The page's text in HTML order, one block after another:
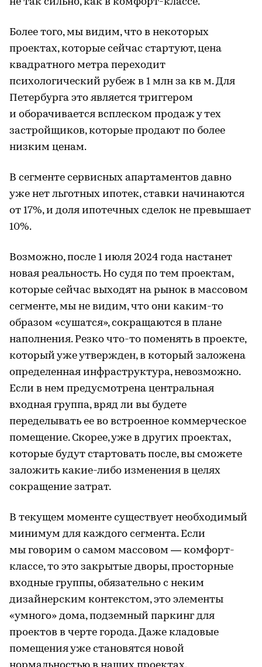
Более того, мы видим, что в некоторых
проектах, которые сейчас стартуют, цена
квадратного метра переходит
психологический рубеж в 1 млн за кв м. Для
Петербурга это является триггером
и оборачивается всплеском продаж у тех
застройщиков, которые продают по более
низким ценам.
В сегменте сервисных апартаментов давно
уже нет льготных ипотек, ставки начинаются
от 17%, и доля ипотечных сделок не превышает
10%.
Возможно, после 1 июля 2024 года настанет
новая реальность. Но судя по тем проектам,
которые сейчас выходят на рынок в массовом
сегменте, мы не видим, что они каким-то
образом «сушатся», сокращаются в плане
наполнения. Резко что-то поменять в проекте,
который уже утвержден, в который заложена
определенная инфраструктура, невозможно.
Если в нем предусмотрена центральная
входная группа, вряд ли вы будете
переделывать ее во встроенное коммерческое
помещение. Скорее, уже в других проектах,
которые будут стартовать после, вы сможете
заложить какие-либо изменения в целях
сокращение затрат.
В текущем моменте существует необходимый
минимум для каждого сегмента. Если
мы говорим о самом массовом — комфорт-
классе, то это закрытые дворы, просторные
входные группы, обязательно с неким
дизайнерским контекстом, это элементы
«умного» дома, подземный паркинг для
проектов в черте города. Даже кладовые
помещения уже становятся новой